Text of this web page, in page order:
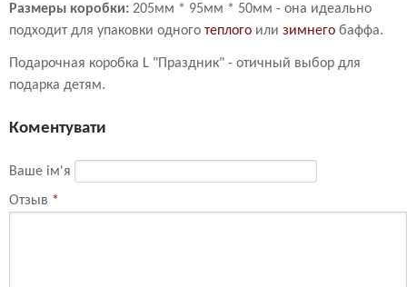
Размеры коробки: 205мм * 95мм * 50мм - она идеально
подходит для упаковки одного теплого или зимнего баффа.
Подарочная коробка L "Праздник" - отичный выбор для
подарка детям.
Коментувати
Ваше ім'я
Отзыв *